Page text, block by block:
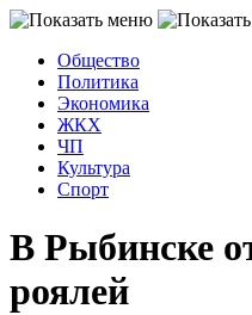
Общество
Политика
Экономика
ЖКХ
ЧП
Культура
Спорт
В Рыбинске
роялей